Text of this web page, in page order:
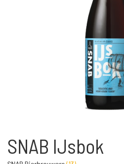
SNAB IJsbok